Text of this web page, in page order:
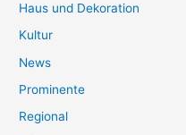
Haus und Dekoration
Kultur
News
Prominente
Regional